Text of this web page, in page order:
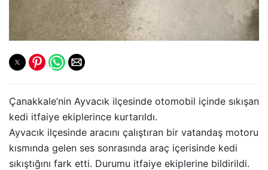
Çanakkale’nin Ayvacık ilçesinde otomobil içinde sıkışan
kedi itfaiye ekiplerince kurtarıldı.
Ayvacık ilçesinde aracını çalıştıran bir vatandaş motoru
kısmında gelen ses sonrasında araç içerisinde kedi
sıkıştığını fark etti. Durumu itfaiye ekiplerine bildirildi.